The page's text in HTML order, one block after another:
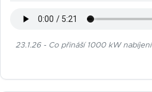
23.1.26 - Co přináší 1000 kW